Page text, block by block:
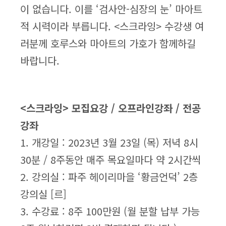
이 없습니다. 이를 ‘검사안-심장의 눈’ 마아트
적 시력이라 부릅니다. <스크라잉> 수강생 여
러분께 호루스와 마아트의 가호가 함께하길
바랍니다.
<스크라잉> 모집요강 / 오프라인강좌 / 전공
강좌
1. 개강일 : 2023년 3월 23일 (목) 저녁 8시
30분 / 8주동안 매주 목요일마다 약 2시간씩
2. 강의실 : 파주 헤이리마을 ‘황금언덕’ 2층
강의실 [르]
3. 수강료 : 8주 100만원 (월 분할 납부 가능